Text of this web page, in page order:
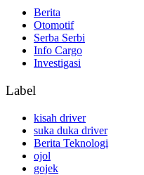
Berita
Otomotif
Serba Serbi
Info Cargo
Investigasi
Label
kisah driver
suka duka driver
Berita Teknologi
ojol
gojek